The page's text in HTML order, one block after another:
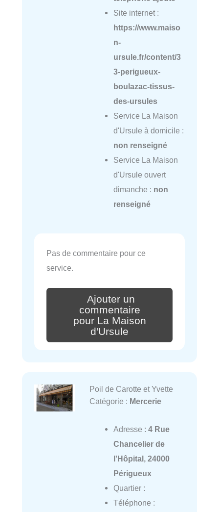
Site internet :
https://www.maiso
n-
ursule.fr/content/3
3-perigueux-
boulazac-tissus-
des-ursules
Service La Maison
d'Ursule à domicile :
non renseigné
Service La Maison
d'Ursule ouvert
dimanche : non
renseigné
Pas de commentaire pour ce
service.
Ajouter un
commentaire
pour La Maison
d'Ursule
Poil de Carotte et Yvette
Catégorie : Mercerie
Adresse : 4 Rue
Chancelier de
l'Hôpital, 24000
Périgueux
Quartier :
Téléphone :